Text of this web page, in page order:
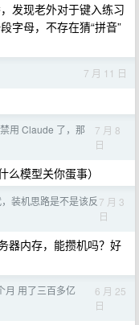
发现老外对于键入练习
字母，不存在猜“拼音”
7 月 11 日
用 Claude 了，那
7 月 8
日
模型关你蛋事）
装机思路是不是该反 7 月 3
日
器内存，能攒机吗？好
月 用了三百多亿
6 月 25
日